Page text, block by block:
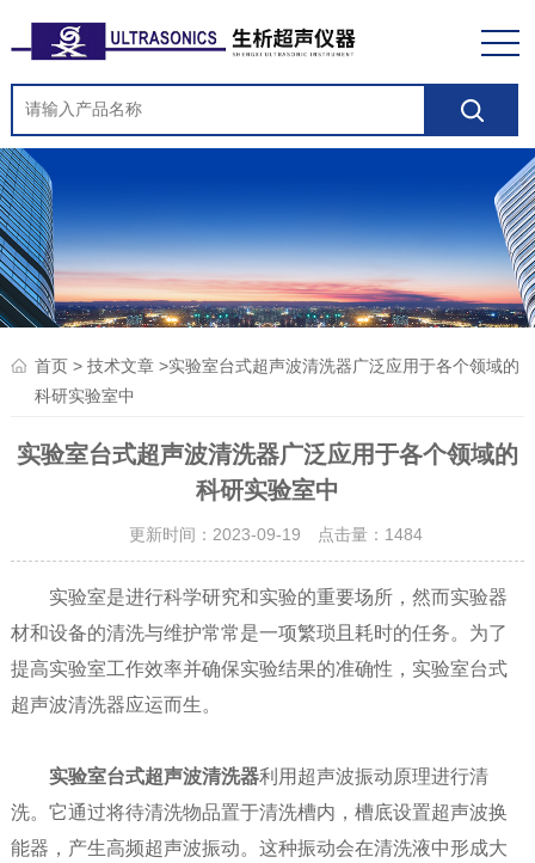
首页> 技术文章>实验室台式超声波清洗器广泛应用于各个领域的
科研实验室中
实验室台式超声波清洗器广泛应用于各个领域的
科研实验室中
更新时间：2023-09-19 点击量： 1484
实验室是进行科学研究和实验的重要场所，然而实验器
材和设备的清洗与维护常常是一项繁琐且耗时的任务。为了
提高实验室工作效率并确保实验结果的准确性，实验室台式
超声波清洗器应运而生。
实验室台式超声波清洗器利用超声波振动原理进行清
洗。它通过将待清洗物品置于清洗槽内，槽底设置超声波换
能器，产生高频超声波振动。这种振动会在清洗液中形成大